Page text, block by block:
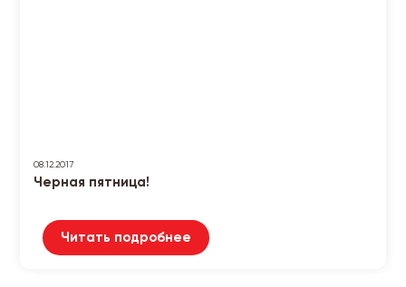
08.12.2017
Черная пятница!
Читать подробнее